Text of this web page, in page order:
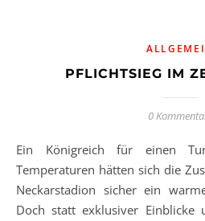
PFLICHTSIEG IM
0
Ein Königreich für einen Tunnelclub. Bei frostigen
Temperaturen hätten sich die
Neckarstadion sicher ein
Doch statt exklusiver Einblicke